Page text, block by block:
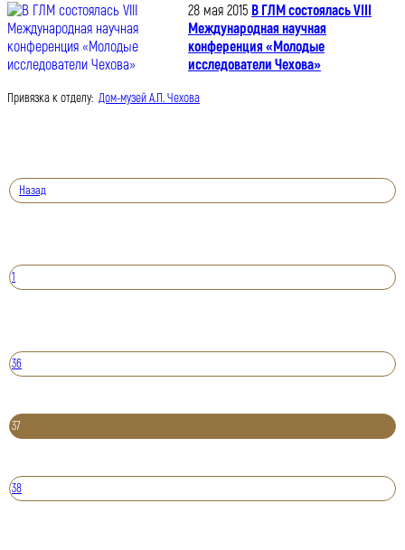
28 мая 2015 В ГЛМ состоялась VIII
Международная научная
конференция «Молодые
исследователи Чехова»
Привязка к отделу: Дом-музей А.П. Чехова
Назад
1
36
37
38